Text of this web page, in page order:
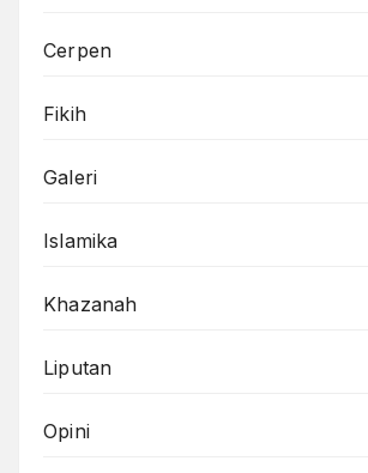
Cerpen
Fikih
Galeri
Islamika
Khazanah
Liputan
Opini